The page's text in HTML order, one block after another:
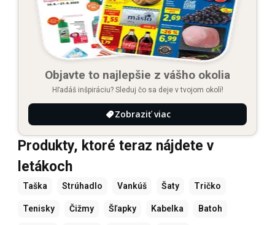
Objavte to najlepšie z vášho okolia
Hľadáš inšpiráciu? Sleduj čo sa deje v tvojom okolí!
Zobraziť viac
Produkty, ktoré teraz nájdete v
letákoch
Taška Strúhadlo Vankúš Šaty Tričko
Tenisky Čižmy Šľapky Kabelka Batoh